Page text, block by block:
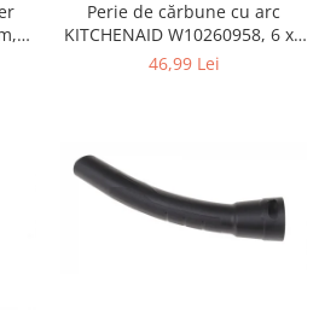
Perie de cărbune cu arc
KITCHENAID W10260958, 6 x6
x 19 mm, pentru 5KSM15
46,99 Lei